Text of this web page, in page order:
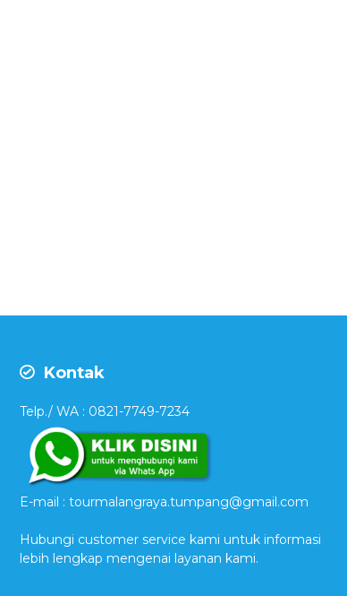
Kontak
Telp./ WA : 0821-7749-7234
E-mail : tourmalangraya.tumpang@gmail.com
Hubungi customer service kami untuk informasi
lebih lengkap mengenai layanan kami.